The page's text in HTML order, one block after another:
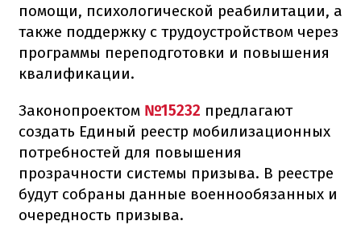
помощи, психологической реабилитации, а
также поддержку с трудоустройством через
программы переподготовки и повышения
квалификации.
Законопроектом №15232 предлагают
создать Единый реестр мобилизационных
потребностей для повышения
прозрачности системы призыва. В реестре
будут собраны данные военнообязанных и
очередность призыва.